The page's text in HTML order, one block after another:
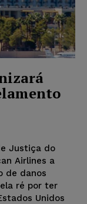
Justiça do
Airlines a
de danos
ré por ter
Unidos